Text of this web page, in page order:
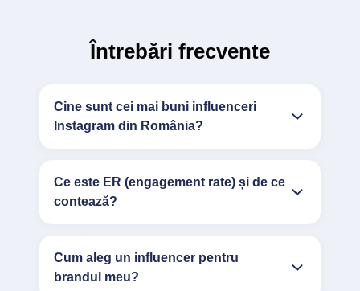
Întrebări frecvente
Cine sunt cei mai buni influenceri
Instagram din România?
Ce este ER (engagement rate) și de ce
contează?
Cum aleg un influencer pentru
brandul meu?